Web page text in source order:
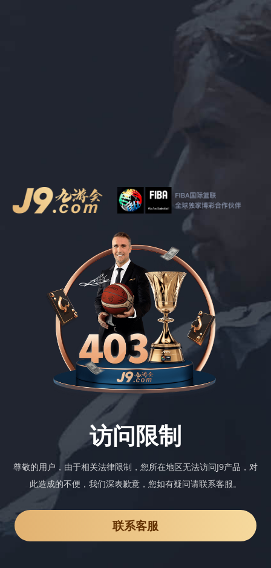
访问限制
尊敬的用户，由于相关法律限制，您所在地区无法访问J9产品，对
此造成的不便，我们深表歉意，您如有疑问请联系客服。
联系客服